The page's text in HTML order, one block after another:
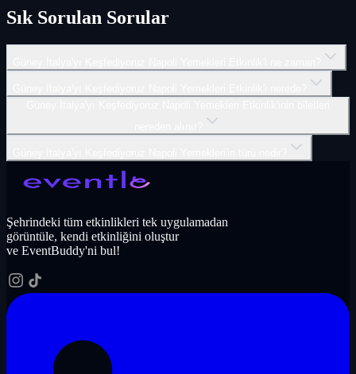
Sık Sorulan Sorular
Şehrindeki tüm etkinlikleri tek uygulamadan
görüntüle, kendi etkinliğini oluştur
ve EventBuddy'ni bul!